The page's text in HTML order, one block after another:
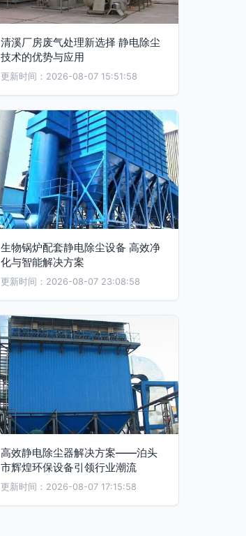
清溪厂房废气处理新选择 静电除尘
技术的优势与应用
更新时间：2026-08-07 15:51:58
生物锅炉配套静电除尘设备 高效净
化与智能解决方案
更新时间：2026-08-07 23:08:58
高效静电除尘器解决方案——泊头
市辉煌环保设备引领行业潮流
更新时间：2026-08-07 17:15:58